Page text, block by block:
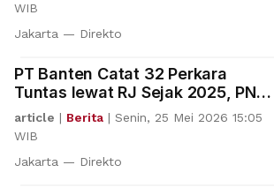
WIB
Jakarta — Direkto
PT Banten Catat 32 Perkara
Tuntas lewat RJ Sejak 2025, PN
Rangkasbitung Paling Aktif
article | Berita | Senin, 25 Mei 2026 15:05
WIB
Jakarta — Direkto